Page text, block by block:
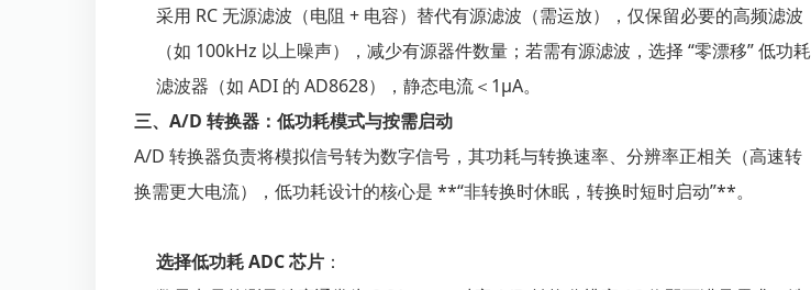
采用 RC 无源滤波（电阻 + 电容）替代有源滤波（需运放），仅保留必要的高频滤波
（如 100kHz 以上噪声），减少有源器件数量；若需有源滤波，选择 “零漂移” 低功耗
滤波器（如 ADI 的 AD8628），静态电流＜1μA。
三、A/D 转换器：低功耗模式与按需启动
A/D 转换器负责将模拟信号转为数字信号，其功耗与转换速率、分辨率正相关（高速转
换需更大电流），低功耗设计的核心是 **“非转换时休眠，转换时短时启动”**。
选择低功耗 ADC 芯片 ：